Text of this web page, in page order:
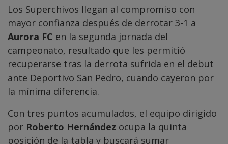
Los Superchivos llegan al compromiso con
mayor confianza después de derrotar 3-1 a
Aurora FC en la segunda jornada del
campeonato, resultado que les permitió
recuperarse tras la derrota sufrida en el debut
ante Deportivo San Pedro, cuando cayeron por
la mínima diferencia.
Con tres puntos acumulados, el equipo dirigido
por Roberto Hernández ocupa la quinta
posición de la tabla y buscará sumar